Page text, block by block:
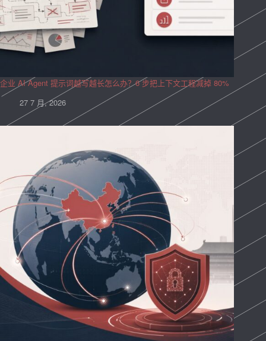
企业 AI Agent 提示词越写越长怎么办？6 步把上下文工程减掉 80%
27 7 月, 2026